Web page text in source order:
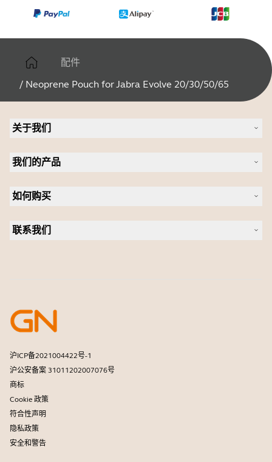
配件
/ Neoprene Pouch for Jabra Evolve 20/30/50/65
关于我们
人才招聘
新闻稿
案例研究
我们的产品
全向麦
个人摄像头
软件
如何购买
联系我们
开发者计划
合作伙伴计划
商用产品寿命终止政策
沪ICP备2021004422号-1
沪公安备案 31011202007076号
商标
Cookie 政策
符合性声明
隐私政策
安全和警告